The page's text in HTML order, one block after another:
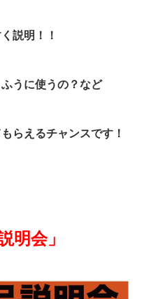
説明！！
うに使うの？など
らえるチャンスです！
明会」